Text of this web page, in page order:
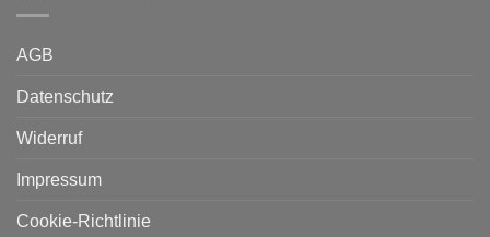
AGB
Datenschutz
Widerruf
Impressum
Cookie-Richtlinie